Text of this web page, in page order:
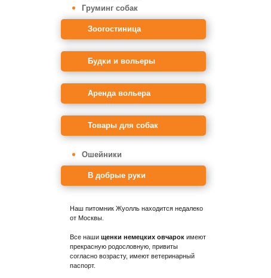
Груминг собак
Зоогостиница
Будки и вольеры
Аренда вольера
Товары для собак
Ошейники
В добрые руки
Наш питомник Жуолль находится недалеко
от Москвы.
Все наши щенки немецких овчарок имеют
прекрасную родословную, привиты
согласно возрасту, имеют ветеринарный
паспорт.